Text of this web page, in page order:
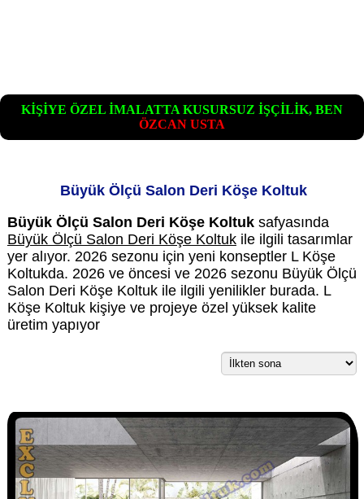
KİŞİYE ÖZEL İMALATTA KUSURSUZ İŞÇİLİK, BEN
ÖZCAN USTA
Büyük Ölçü Salon Deri Köşe Koltuk
Büyük Ölçü Salon Deri Köşe Koltuksafyasında
Büyük Ölçü Salon Deri Köşe Koltukile ilgili tasarımlar
yer alıyor. 2026 sezonu için yeni konseptler L Köşe
Koltukda. 2026 ve öncesi ve 2026 sezonu Büyük Ölçü
Salon Deri Köşe Koltuk ile ilgili yenilikler burada. L
Köşe Koltuk kişiye ve projeye özel yüksek kalite
üretim yapıyor